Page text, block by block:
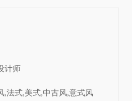
计师
,法式,美式,中古风,意式风